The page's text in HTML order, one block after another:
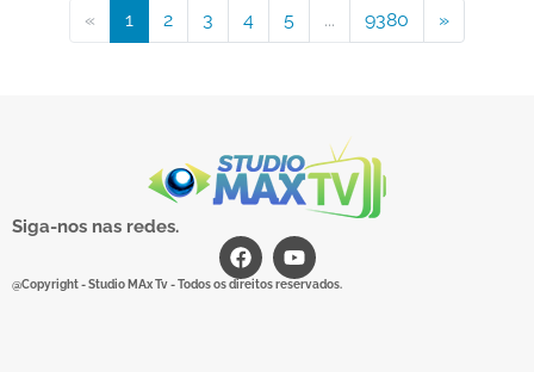
« 1 2 3 4 5 ... 9380 »
Siga-nos nas redes.
@Copyright - Studio MAx Tv - Todos os direitos reservados.